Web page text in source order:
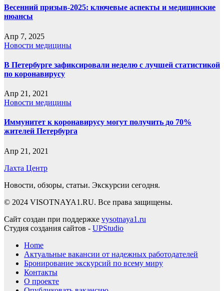
Весенний призыв-2025: ключевые аспекты и медицинские
нюансы
Апр 7, 2025
Новости медицины
В Петербурге зафиксировали неделю с лучшей статистикой
по коронавирусу
Апр 21, 2021
Новости медицины
Иммунитет к коронавирусу могут получить до 70%
жителей Петербурга
Апр 21, 2021
Лахта Центр
Новости, обзоры, статьи. Экскурсии сегодня.
© 2024 VISOTNAYA1.RU. Все права защищены.
Сайт создан при поддержке vysotnaya1.ru
Студия создания сайтов - UPStudio
Home
Актуальные вакансии от надежных работодателей
Бронирование экскурсий по всему миру
Контакты
О проекте